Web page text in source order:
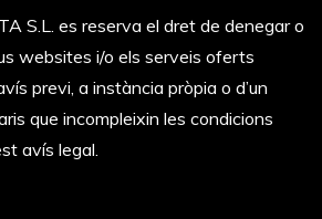
S.L. es reserva el dret de denegar o
websites i/o els serveis oferts
previ, a instància pròpia o d’un
que incompleixin les condicions
avís legal.